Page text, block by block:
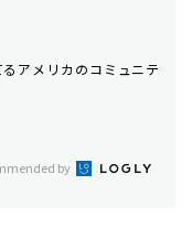
るアメリカのコミュニテ
by